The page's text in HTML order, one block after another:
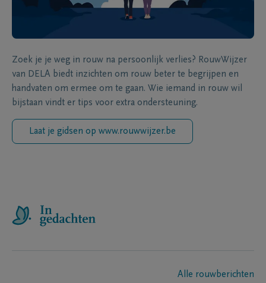
Zoek je je weg in rouw na persoonlijk verlies? RouwWijzer
van DELA biedt inzichten om rouw beter te begrijpen en
handvaten om ermee om te gaan. Wie iemand in rouw wil
bijstaan vindt er tips voor extra ondersteuning.
Laat je gidsen op www.rouwwijzer.be
Alle rouwberichten